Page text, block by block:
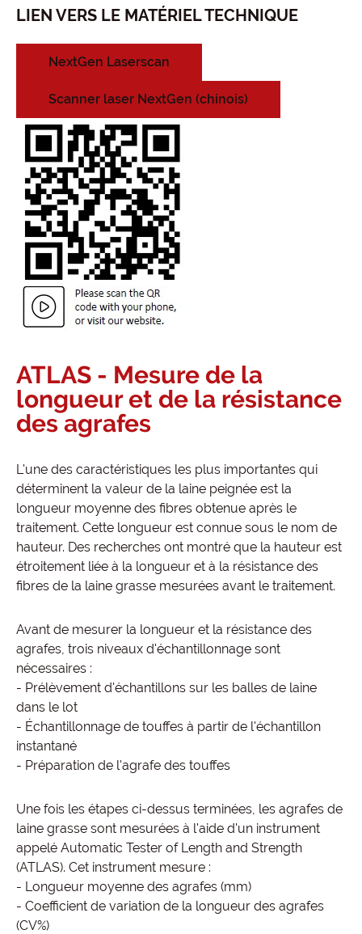
LIEN VERS LE MATÉRIEL TECHNIQUE
NextGen Laserscan
Scanner laser NextGen (chinois)
ATLAS - Mesure de la
longueur et de la résistance
des agrafes
L'une des caractéristiques les plus importantes qui
déterminent la valeur de la laine peignée est la
longueur moyenne des fibres obtenue après le
traitement. Cette longueur est connue sous le nom de
hauteur. Des recherches ont montré que la hauteur est
étroitement liée à la longueur et à la résistance des
fibres de la laine grasse mesurées avant le traitement.
Avant de mesurer la longueur et la résistance des
agrafes, trois niveaux d'échantillonnage sont
nécessaires :
- Prélèvement d'échantillons sur les balles de laine
dans le lot
- Échantillonnage de touffes à partir de l'échantillon
instantané
- Préparation de l'agrafe des touffes
Une fois les étapes ci-dessus terminées, les agrafes de
laine grasse sont mesurées à l'aide d'un instrument
appelé Automatic Tester of Length and Strength
(ATLAS). Cet instrument mesure :
- Longueur moyenne des agrafes (mm)
- Coefficient de variation de la longueur des agrafes
(CV%)